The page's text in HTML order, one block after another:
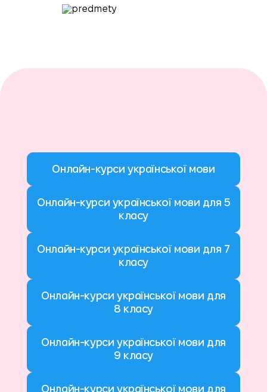
Онлайн-курси української мови
Онлайн-курси української мови для 5
класу
Онлайн-курси української мови для 7
класу
Онлайн-курси української мови для
8 класу
Онлайн-курси української мови для
9 класу
Онлайн-курси української мови для